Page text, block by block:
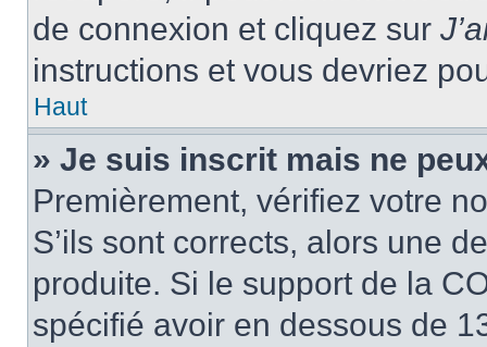
de connexion et cliquez sur
instructions et vous devriez
Haut
» Je suis inscrit mais ne
Premièrement, vérifiez votre
S’ils sont corrects, alors une
produite. Si le support de la
spécifié avoir en dessous de